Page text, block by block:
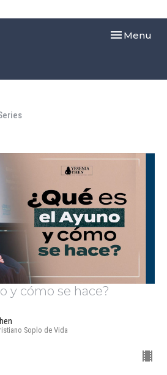
Toggle
Menu
y cómo se hace?
Soplo de Vida